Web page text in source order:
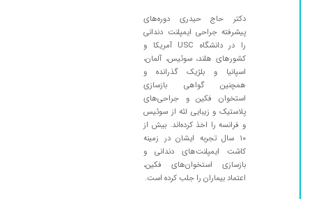
جراحی لثه و ایمپلنت انجام دادم خیلی راضی ام
اصلا پیش دکتر عمومی و دیجیتالی برای کاشت
نرید من یبار این فریب خوردم ولی با خانم دکتر که
آشنا شدم فهمیدم باید ایمپلنت پیش دکتر متخصص
لثه بکارید و ایشون بدون درد و خونریزی برام
کاشتن خیلی حس خوب و رضایتمندی دارم
پزشک خوبی
سلام ایمپلنت کردم خیلی راضی ام ممنونم خانم
دکتر مهربون حس خیلی خوبی داشتم تو مطب
خانم دکتر حاج حیدری سپاس
دکتر حاج حیدری دوره‌های
پیشرفته جراحی ایمپلنت دندانی
را در دانشگاه USC آمریکا و
کشورهای هلند، سوئیس، آلمان،
اسپانیا و بلژیک گذرانده و
همچنین گواهی بازسازی
استخوان فکین و جراحی‌های
پلاستیک و زیبایی لثه از سوئیس
و فرانسه را اخذ کرده‌اند. بیش از
۱۰ سال تجربه ایشان در زمینه
کاشت ایمپلنت‌های دندانی و
بازسازی استخوان‌های فکین،
اعتماد بیماران را جلب کرده است.